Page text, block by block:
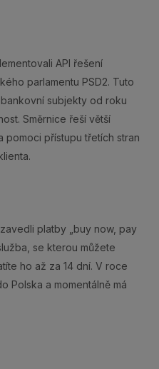
API řešení
parlamentu PSD2. Tuto
subjekty od roku
Směrnice řeší větší
přístupu třetích stran
platby „buy now, pay
se kterou můžete
ho až za 14 dní. V roce
Polska a momentálně má